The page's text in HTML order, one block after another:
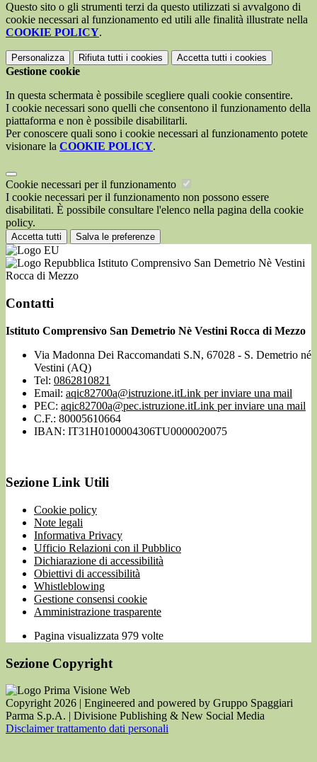
Questo sito o gli strumenti terzi da questo utilizzati si avvalgono di
cookie necessari al funzionamento ed utili alle finalità illustrate nella
COOKIE POLICY.
Personalizza Rifiuta tutti i cookies Accetta tutti i cookies
Gestione cookie
In questa schermata è possibile scegliere quali cookie consentire.
I cookie necessari sono quelli che consentono il funzionamento della
piattaforma e non è possibile disabilitarli.
Per conoscere quali sono i cookie necessari al funzionamento potete
visionare la COOKIE POLICY.
Cookie necessari per il funzionamento
I cookie necessari per il funzionamento non possono essere
disabilitati. È possibile consultare l'elenco nella pagina della cookie
policy.
Accetta tutti Salva le preferenze
Istituto Comprensivo San Demetrio Nè Vestini
Rocca di Mezzo
Contatti
Istituto Comprensivo San Demetrio Nè Vestini Rocca di Mezzo
Via Madonna Dei Raccomandati S.N, 67028 - S. Demetrio né
Vestini (AQ)
Tel: 0862810821
Email: aqic82700a@istruzione.itLink per inviare una mail
PEC: aqic82700a@pec.istruzione.itLink per inviare una mail
C.F.: 80005610664
IBAN: IT31H0100004306TU0000020075
Sezione Link Utili
Cookie policy
Note legali
Informativa Privacy
Ufficio Relazioni con il Pubblico
Dichiarazione di accessibilità
Obiettivi di accessibilità
Whistleblowing
Gestione consensi cookie
Amministrazione trasparente
Pagina visualizzata 979 volte
Sezione Copyright
Copyright 2026 | Engineered and powered by Gruppo Spaggiari
Parma S.p.A. | Divisione Publishing & New Social Media
Disclaimer trattamento dati personali